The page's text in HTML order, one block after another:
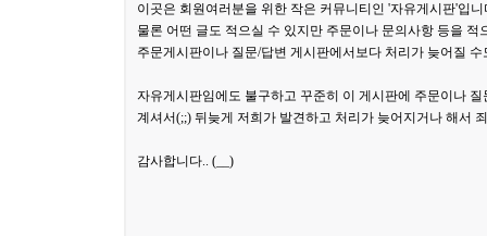
이곳은 회원여러분을 위한 작은 커뮤니티인 '자유게시판'입니
물론 어떤 글도 적으실 수 있지만 주문이나 문의사항 등을 적
주문게시판이나 질문/답변 게시판에서보다 처리가 늦어질
자유게시판임에도 불구하고 꾸준히 이 게시판에 주문이나
계셔서(;;) 뒤늦게 저희가 발견하고 처리가 늦어지거나 해서
감사합니다.. (__)